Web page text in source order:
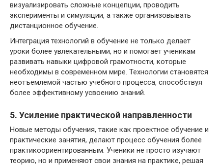
визуализировать сложные концепции, проводить
эксперименты и симуляции, а также организовывать
дистанционное обучение.
Интеграция технологий в обучение не только делает
уроки более увлекательными, но и помогает ученикам
развивать навыки цифровой грамотности, которые
необходимы в современном мире. Технологии становятся
неотъемлемой частью учебного процесса, способствуя
более эффективному усвоению знаний.
5. Усиление практической направленности
Новые методы обучения, такие как проектное обучение и
практические занятия, делают процесс обучения более
практикоориентированным. Ученики не просто изучают
теорию, но и применяют свои знания на практике, решая